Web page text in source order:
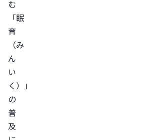
む
「眠
育
（み
ん
い
く）」
の
普
及